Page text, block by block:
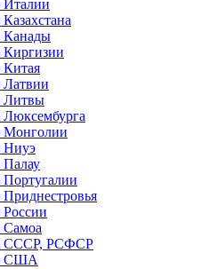
Италии
Канады
Киргизии
Китая
Латвии
Литвы
Люксембурга
Монголии
Ниуэ
Палау
Португалии
Приднестровья
России
Самоа
СССР, РСФСР
США